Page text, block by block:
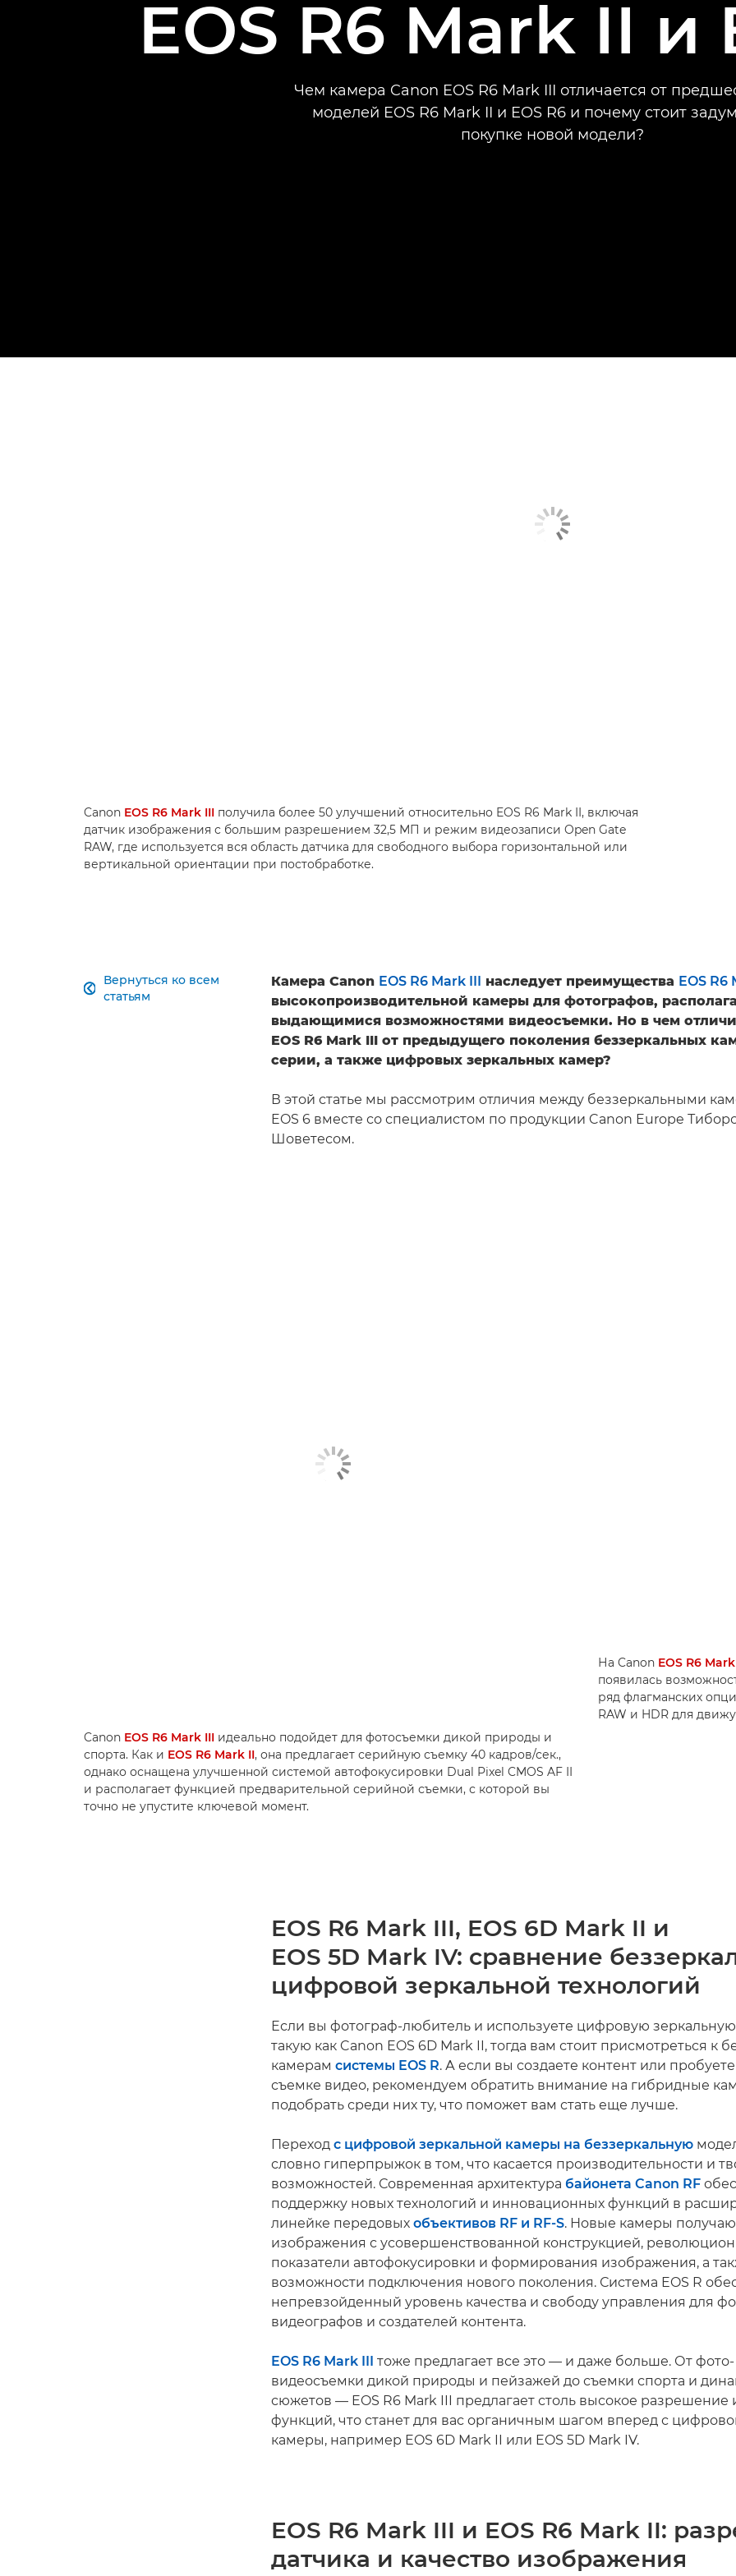
EOS R6 Mark II и
Чем камера Canon EOS R6 Mark III отличается от
моделей EOS R6 Mark II и EOS R6 и почему стоит
покупке новой модели?
Canon EOS R6 Mark III получила более 50 улучшений относительно EOS R6 Mark II, включая
датчик изображения с большим разрешением 32,5 МП и режим видеозаписи Open Gate
RAW, где используется вся область датчика для свободного выбора горизонтальной или
вертикальной ориентации при постобработке.
Вернуться ко всем
статьям
 Камера Canon EOS R6 Mark III наследует преимущества EOS R6
высокопроизводительной камеры для фотографов,
выдающимися возможностями видеосъемки. Но в чем
EOS R6 Mark III от предыдущего поколения беззеркальных
серии, а также цифровых зеркальных камер?
В этой статье мы рассмотрим отличия между беззеркальными
EOS 6 вместе со специалистом по продукции Canon Europe
Шоветесом.
Canon EOS R6 Mark III идеально подойдет для фотосъемки дикой природы и
спорта. Как и EOS R6 Mark II, она предлагает серийную съемку 40 кадров/сек.,
однако оснащена улучшенной системой автофокусировки Dual Pixel CMOS AF II
и располагает функцией предварительной серийной съемки, с которой вы
точно не упустите ключевой момент.
На Canon EOS R6
появилась
ряд флагманских
RAW и HDR для
EOS R6 Mark III, EOS 6D Mark II и
EOS 5D Mark IV: сравнение
цифровой зеркальной технологий
Если вы фотограф-любитель и используете цифровую
такую как Canon EOS 6D Mark II, тогда вам стоит присмотреться к
камерам системы EOS R. А если вы создаете контент или
съемке видео, рекомендуем обратить внимание на гибридные
подобрать среди них ту, что поможет вам стать еще лучше.
Переход с цифровой зеркальной камеры на беззеркальную
словно гиперпрыжок в том, что касается производительности и
возможностей. Современная архитектура байонета Canon RF
поддержку новых технологий и инновационных функций в
линейке передовых объективов RF и RF-S. Новые камеры
изображения с усовершенствованной конструкцией,
показатели автофокусировки и формирования изображения, а
возможности подключения нового поколения. Система EOS R
непревзойденный уровень качества и свободу управления для
видеографов и создателей контента.
EOS R6 Mark III тоже предлагает все это — и даже больше. От
видеосъемки дикой природы и пейзажей до съемки спорта и
сюжетов — EOS R6 Mark III предлагает столь высокое разрешение
функций, что станет для вас органичным шагом вперед с
камеры, например EOS 6D Mark II или EOS 5D Mark IV.
EOS R6 Mark III и EOS R6 Mark II:
датчика и качество изображения